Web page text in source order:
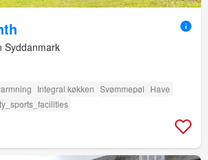
Syddanmark
Integral køkken Svømmepøl Have